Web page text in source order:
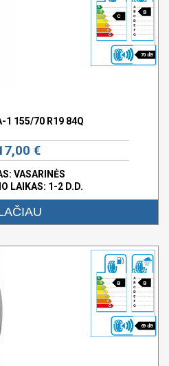
C
B
70 dB
1 155/70 R19 84Q
€
VASARINĖS
LAIKAS: 1-2 D.D.
B B
69 dB